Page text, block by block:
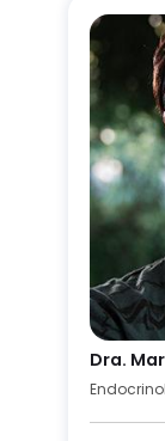
Dra.